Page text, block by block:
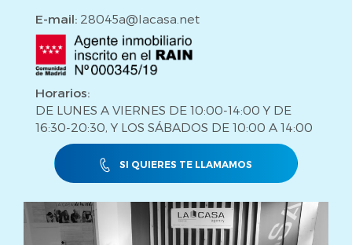
E-mail: 28045a@lacasa.net
Horarios:
DE LUNES A VIERNES DE 10:00-14:00 Y DE
16:30-20:30, Y LOS SÁBADOS DE 10:00 A 14:00
SI QUIERES TE LLAMAMOS